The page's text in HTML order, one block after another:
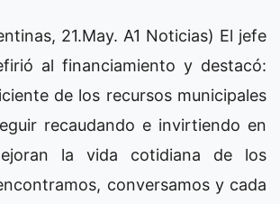
21.May. A1 Noticias) El jefe
al financiamiento y destacó:
de los recursos municipales
recaudando e invirtiendo en
la vida cotidiana de los
conversamos y cada